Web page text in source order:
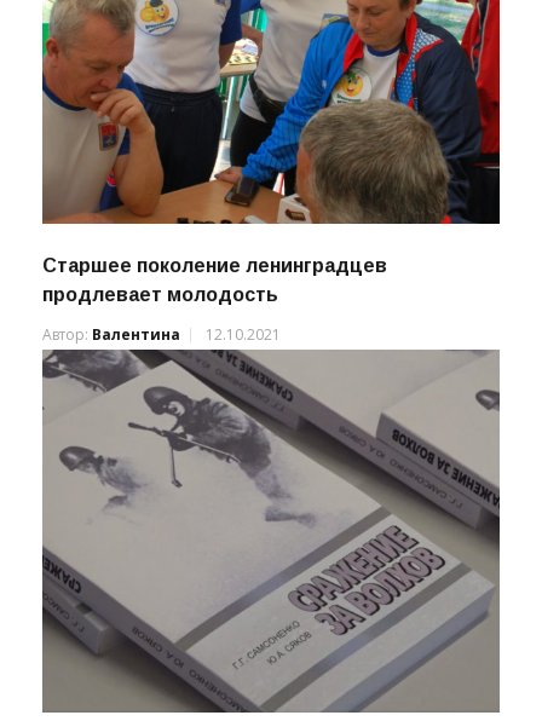
Старшее поколение ленинградцев
продлевает молодость
Автор: Валентина 12.10.2021